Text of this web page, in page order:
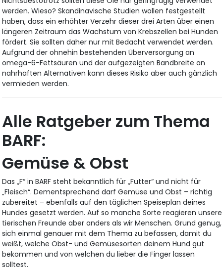
werden. Wieso? Skandinavische Studien wollen festgestellt
haben, dass ein erhöhter Verzehr dieser drei Arten über einen
längeren Zeitraum das Wachstum von Krebszellen bei Hunden
fördert. Sie sollten daher nur mit Bedacht verwendet werden.
Aufgrund der ohnehin bestehenden Überversorgung an
omega-6-Fettsäuren und der aufgezeigten Bandbreite an
nahrhaften Alternativen kann dieses Risiko aber auch gänzlich
vermieden werden.
Alle Ratgeber zum Thema
BARF:
Gemüse & Obst
Das „F“ in BARF steht bekanntlich für „Futter“ und nicht für
„Fleisch“. Dementsprechend darf Gemüse und Obst – richtig
zubereitet – ebenfalls auf den täglichen Speiseplan deines
Hundes gesetzt werden. Auf so manche Sorte reagieren unsere
tierischen Freunde aber anders als wir Menschen. Grund genug,
sich einmal genauer mit dem Thema zu befassen, damit du
weißt, welche Obst- und Gemüsesorten deinem Hund gut
bekommen und von welchen du lieber die Finger lassen
solltest.